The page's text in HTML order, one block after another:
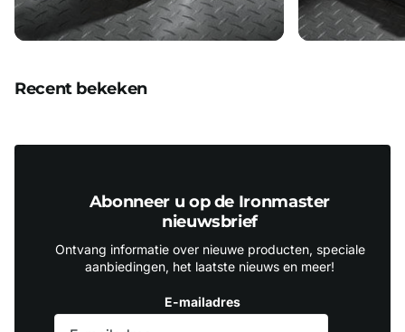
Recent bekeken
Abonneer u op de Ironmaster
nieuwsbrief
Ontvang informatie over nieuwe producten, speciale
aanbiedingen, het laatste nieuws en meer!
E-mailadres